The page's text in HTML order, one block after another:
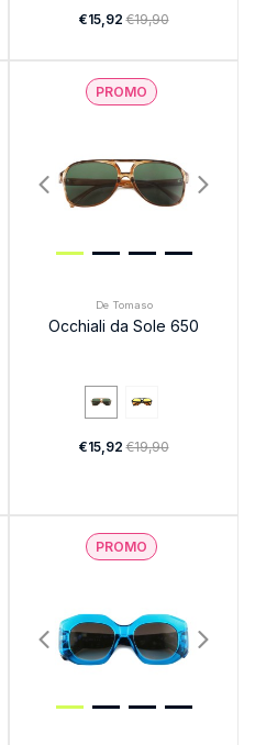
€15,92€19,90
PROMO
De Tomaso
Occhiali da Sole 650
€15,92€19,90
PROMO